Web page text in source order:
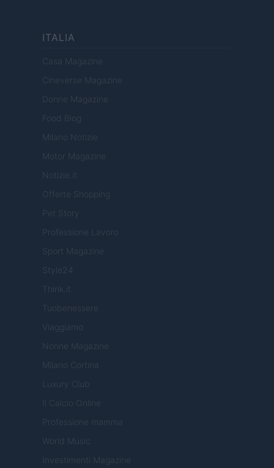
ITALIA
Casa Magazine
Cineverse Magazine
Donne Magazine
Food Blog
Milano Notizie
Motor Magazine
Notizie.it
Offerte Shopping
Pet Story
Professione Lavoro
Sport Magazine
Style24
Think.it
Tuobenessere
Viaggiamo
Nonne Magazine
Milano Cortina
Luxury Club
Il Calcio Online
Professione mamma
World Music
Investimenti Magazine